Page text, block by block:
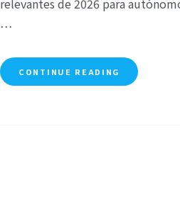
relevantes de 2026 para
…
CONTINUE READING